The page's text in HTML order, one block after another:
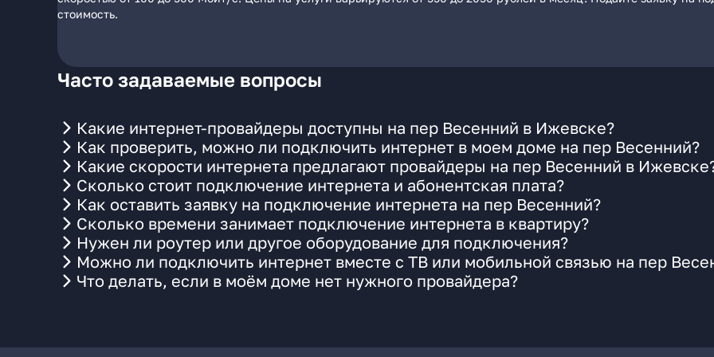
стоимость.
Часто задаваемые вопросы
Какие интернет-провайдеры доступны на пер Весенний в Ижевске?
Как проверить, можно ли подключить интернет в моем доме на пер Весенний?
Какие скорости интернета предлагают провайдеры на пер Весенний в
Сколько стоит подключение интернета и абонентская плата?
Как оставить заявку на подключение интернета на пер Весенний?
Сколько времени занимает подключение интернета в квартиру?
Нужен ли роутер или другое оборудование для подключения?
Можно ли подключить интернет вместе с ТВ или мобильной связью на пер
Что делать, если в моём доме нет нужного провайдера?